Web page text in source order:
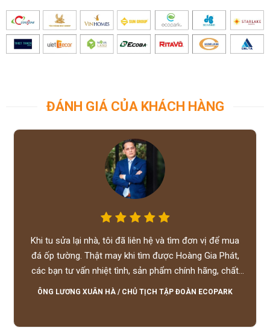
ĐÁNH GIÁ CỦA KHÁCH HÀNG
Khi tu sửa lại nhà, tôi đã liên hệ và tìm đơn vị để mua
đá ốp tường. Thật may khi tìm được Hoàng Gia Phát,
các bạn tư vấn nhiệt tình, sản phẩm chính hãng, chất
lượng tốt, giá hợp lý, hỗ trợ tận tình.
ÔNG LƯƠNG XUÂN HÀ / CHỦ TỊCH TẬP ĐOÀN ECOPARK